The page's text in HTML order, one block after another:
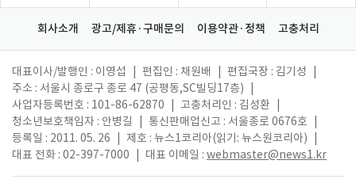
회사소개 광고/제휴·구매문의 이용약관·정책 고충처리
대표이사/발행인 : 이영섭 편집인 : 채원배 편집국장 : 김기성
주소 : 서울시 종로구 종로 47 (공평동,SC빌딩17층)
사업자등록번호 : 101-86-62870
고충처리인 : 김성환
청소년보호책임자 : 안병길
통신판매업신고 : 서울종로 0676호
등록일 : 2011. 05. 26
제호 : 뉴스1코리아(읽기: 뉴스원코리아)
대표 전화 : 02-397-7000
대표 이메일 : webmaster@news1.kr